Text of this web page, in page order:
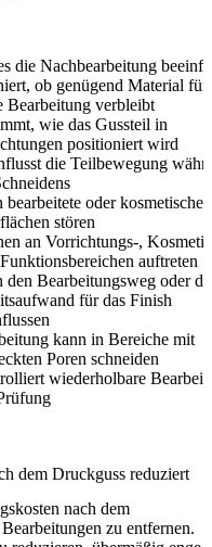
die Nachbearbeitung
ob genügend Material für
Bearbeitung verbleibt
wie das Gussteil in
positioniert wird
die Teilbewegung
bearbeitete oder kosmetische
stören
an Vorrichtungs-,
auftreten
den Bearbeitungsweg oder
für das Finish
kann in Bereiche mit
Poren schneiden
wiederholbare
dem Druckguss reduziert
nach dem
zu entfernen.